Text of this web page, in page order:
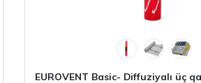
EUROVENT Basic- Diffuziyalı üç qat su və külək